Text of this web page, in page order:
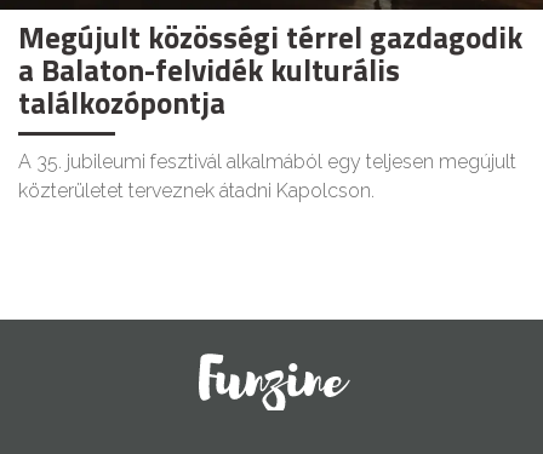
Megújult közösségi térrel gazdagodik
a Balaton-felvidék kulturális
találkozópontja
A 35. jubileumi fesztivál alkalmából egy teljesen megújult
közterületet terveznek átadni Kapolcson.